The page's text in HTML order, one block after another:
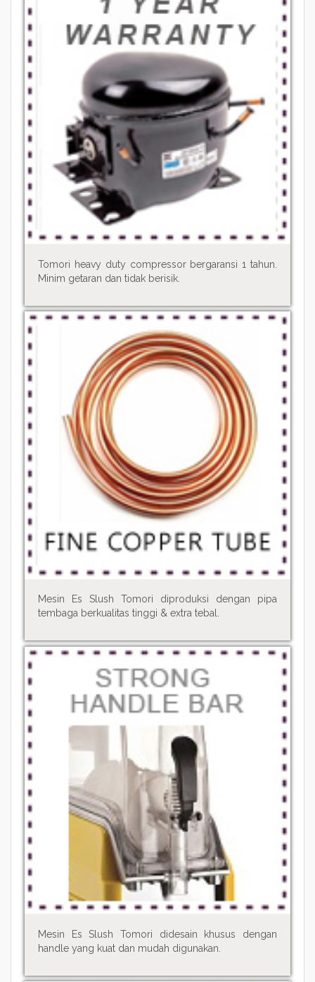
Tomori heavy duty compressor bergaransi 1 tahun.
Minim getaran dan tidak berisik.
Mesin Es Slush Tomori diproduksi dengan pipa
tembaga berkualitas tinggi & extra tebal.
Mesin Es Slush Tomori didesain khusus dengan
handle yang kuat dan mudah digunakan.